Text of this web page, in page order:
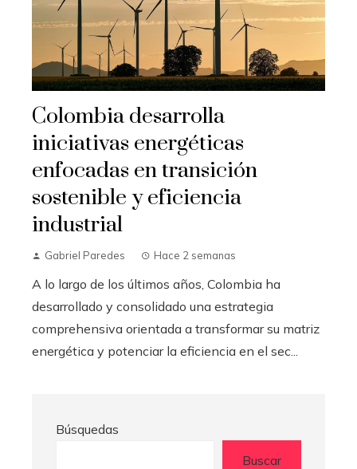
Colombia desarrolla
iniciativas energéticas
enfocadas en transición
sostenible y eficiencia
industrial
Gabriel Paredes Hace 2 semanas
A lo largo de los últimos años, Colombia ha
desarrollado y consolidado una estrategia
comprehensiva orientada a transformar su matriz
energética y potenciar la eficiencia en el sec...
Búsquedas
Buscar